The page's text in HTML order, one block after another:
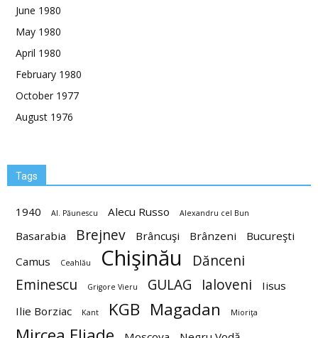
June 1980
May 1980
April 1980
February 1980
October 1977
August 1976
Tags
1940 Al. Păunescu Alecu Russo Alexandru cel Bun
Basarabia Brejnev Brâncuşi Brânzeni
Bucureşti
Camus
Ceahlău Chişinău
Dănceni
Eminescu
Grigore Vieru GULAG Ialoveni
Iisus
Ilie Borziac
Kant KGB Magadan Mioriţa